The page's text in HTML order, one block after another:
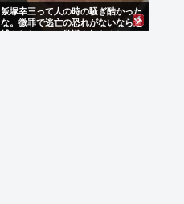
飯塚幸三って人の時の騒ぎ酷かった
な。微罪で逃亡の恐れがないなら逮
捕されないって常識も知らんし